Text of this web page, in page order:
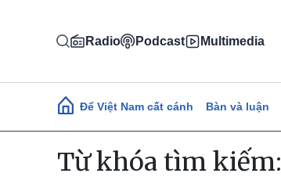
Radio Podcast Multimedia
Main navigation
Để Việt Nam cất cánh Bàn và luận
Từ khóa tìm kiếm: